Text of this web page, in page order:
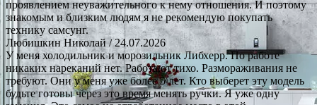
проявлением неуважительного к нему отношения. И поэтому
знакомым и близким людям я не рекомендую покупать
технику самсунг.
Любишкин Николай/ 24.07.2026
У меня холодильник и морозильник Либхерр. По работе
никаких нареканий нет. Работают тихо. Размораживания не
требуют. Они у меня уже более 5 лет. Кто выберет эту модель
будьте готовы через это время менять ручки. Я уже одну